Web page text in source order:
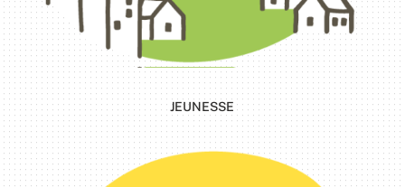
JEUNESSE